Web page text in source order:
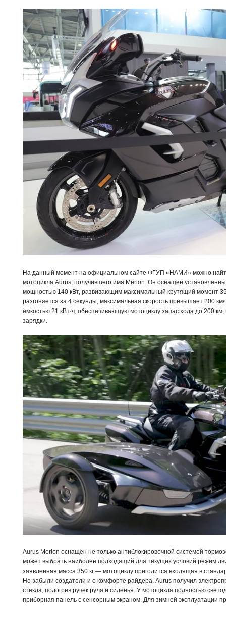
На данный момент на официальном сайте ФГУП «НАМИ» можно
мотоцикла Aurus, получившего имя Merlon. Он оснащён
мощностью 140 кВт, развивающим максимальный крутящий момент
разгоняется за 4 секунды, максимальная скорость превышает 200
ёмкостью 21 кВт⋅ч, обеспечивающую мотоциклу запас хода до 200
зарядки.
Aurus Merlon оснащён не только антиблокировочной системой
может выбрать наиболее подходящий для текущих условий режим
заявленная масса 350 кг — мотоциклу пригодится входящая в
Не забыли создатели и о комфорте райдера. Aurus получил
стекла, подогрев ручек руля и сиденья. У мотоцикла полностью
приборная панель с сенсорным экраном. Для зимней эксплуатации